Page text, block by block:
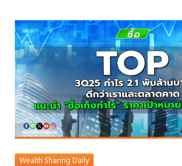
Wealth Sharing Daily